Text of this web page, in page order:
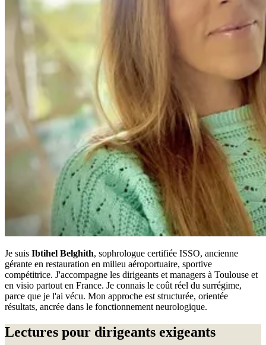
Je suis Ibtihel Belghith, sophrologue certifiée ISSO, ancienne
gérante en restauration en milieu aéroportuaire, sportive
compétitrice. J'accompagne les dirigeants et managers à Toulouse et
en visio partout en France. Je connais le coût réel du surrégime,
parce que je l'ai vécu. Mon approche est structurée, orientée
résultats, ancrée dans le fonctionnement neurologique.
Lectures pour dirigeants exigeants